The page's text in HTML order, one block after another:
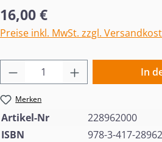
Regulärer Preis:
16,00 €
Preise inkl. MwSt. zzgl.
Produkt Anzahl: Gib den
In
Merken
Artikel-Nr
228962000
ISBN
978-3-417-